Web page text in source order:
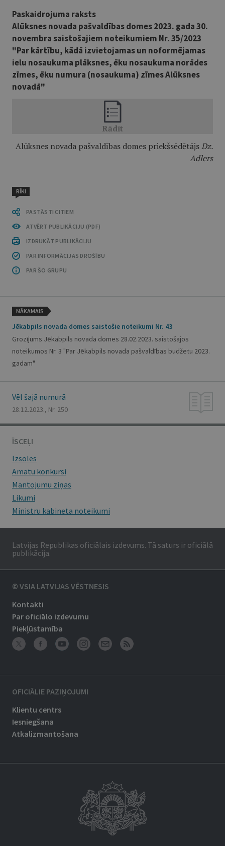
Paskaidrojuma raksts
Alūksnes novada pašvaldības domes 2023. gada 30.
novembra saistošajiem noteikumiem Nr. 35/2023
"Par kārtību, kādā izvietojamas un noformējamas
ielu nosaukuma plāksnes, ēku nosaukuma norādes
zīmes, ēku numura (nosaukuma) zīmes Alūksnes
novadā"
Alūksnes novada pašvaldības domes priekšsēdētājsDz.
Adlers
RĪKI
PASTĀSTI CITIEM
ATVĒRT PUBLIKĀCIJU (PDF)
IZDRUKĀT PUBLIKĀCIJU
PAR INFORMĀCIJAS DROŠĪBU
PAR ŠO GRUPU
NĀKAMAIS
Jēkabpils novada domes saistošie noteikumi Nr. 43
Grozījums Jēkabpils novada domes 28.02.2023. saistošajos
noteikumos Nr. 3 "Par Jēkabpils novada pašvaldības budžetu 2023.
gadam"
Vēl šajā numurā
28.12.2023., Nr. 250
ĪSCEĻI
Izsoles
Amatu konkursi
Mantojumu ziņas
Likumi
Ministru kabineta noteikumi
Latvijas Republikas oficiālais izdevums. Tā saturs ir oficiālā
publikācija.
© VSIA LATVIJAS VĒSTNESIS
Kontakti
Par oficiālo izdevumu
Piekļūstamība
OFICIĀLIE PAZIŅOJUMI
Klientu centrs
Iesniegšana
Atkalizmantošana